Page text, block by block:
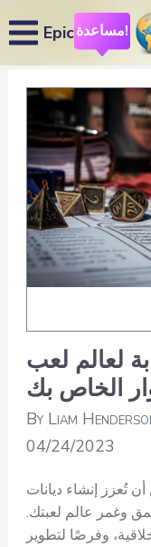
Epic مساعدة!
لعالم لعب
الخاص بك
By Liam
04/24/2023
تُعزز إنشاء ديانات
وغمر عالم لعبتك.
وفرصًا لتطوير